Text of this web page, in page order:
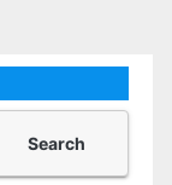
Search